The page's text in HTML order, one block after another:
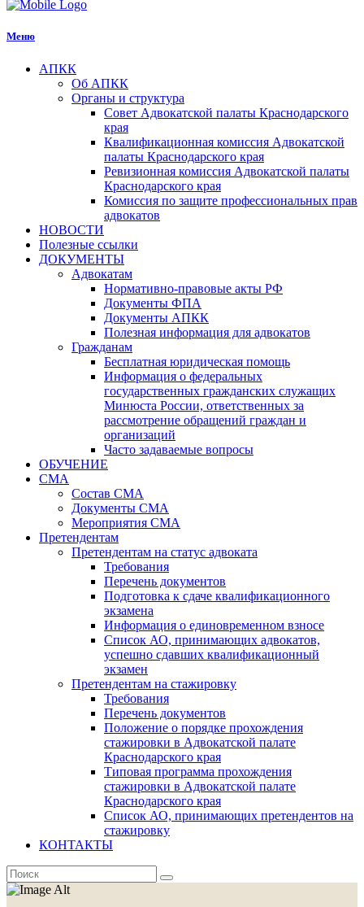
Меню
АПКК
Об АПКК
Органы и структура
Совет Адвокатской палаты Краснодарского
края
Квалификационная комиссия Адвокатской
палаты Краснодарского края
Ревизионная комиссия Адвокатской палаты
Краснодарского края
Комиссия по защите профессиональных прав
адвокатов
НОВОСТИ
Полезные ссылки
ДОКУМЕНТЫ
Адвокатам
Нормативно-правовые акты РФ
Документы ФПА
Документы АПКК
Полезная информация для адвокатов
Гражданам
Бесплатная юридическая помощь
Информация о федеральных
государственных гражданских служащих
Минюста России, ответственных за
рассмотрение обращений граждан и
организаций
Часто задаваемые вопросы
ОБУЧЕНИЕ
СМА
Состав СМА
Документы СМА
Мероприятия СМА
Претендентам
Претендентам на статус адвоката
Требования
Перечень документов
Подготовка к сдаче квалификационного
экзамена
Информация о единовременном взносе
Список АО, принимающих адвокатов,
успешно сдавших квалификационный
экзамен
Претендентам на стажировку
Требования
Перечень документов
Положение о порядке прохождения
стажировки в Адвокатской палате
Краснодарского края
Типовая программа прохождения
стажировки в Адвокатской палате
Краснодарского края
Список АО, принимающих претендентов на
стажировку
КОНТАКТЫ